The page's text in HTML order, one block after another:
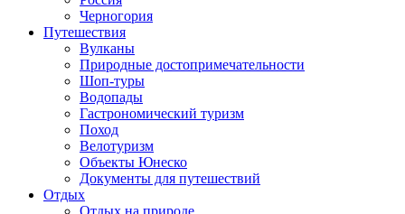
Черногория
Путешествия
Вулканы
Природные достопримечательности
Шоп-туры
Водопады
Гастрономический туризм
Поход
Велотуризм
Объекты Юнеско
Документы для путешествий
Отдых
Отдых на природе